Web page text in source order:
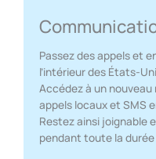
Passez des appels et
l’intérieur des États-
Accédez à un
appels locaux et SMS
Restez ainsi joignable
pendant toute la